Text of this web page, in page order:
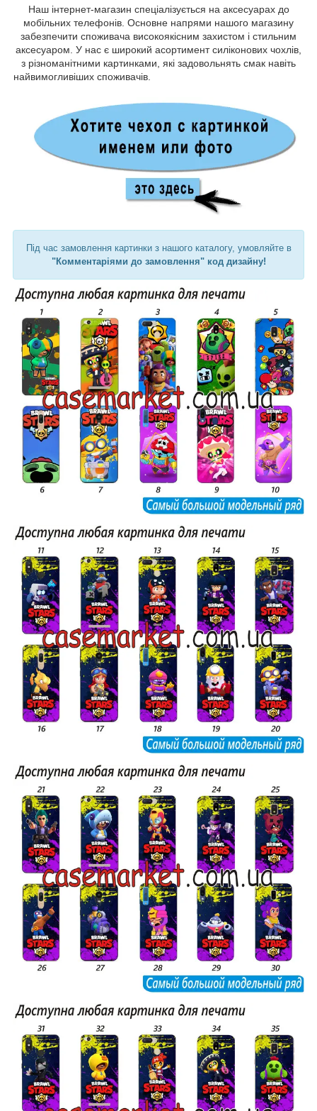
Наш інтернет-магазин спеціалізується на аксесуарах до
мобільних телефонів. Основне напрями нашого магазину
забезпечити споживача високоякісним захистом і стильним
аксесуаром. У нас є широкий асортимент силіконових чохлів,
з різноманітними картинками, які задовольнять смак навіть
найвимогливіших споживачів.
Під час замовлення картинки з нашого каталогу, умовляйте в
"Комментаріями до замовлення" код дизайну!